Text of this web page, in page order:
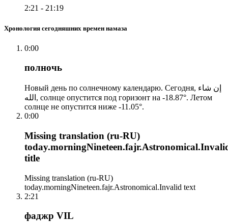
2:21 - 21:19
Хронология сегодняшних времен намаза
0:00
полночь
Новый день по солнечному календарю. Сегодня, إن شاء
الله, солнце опустится под горизонт на -18.87°. Летом
солнце не опустится ниже -11.05°.
0:00
Missing translation (ru-RU)
title
Missing translation (ru-RU)
today.morningNineteen.fajr.Astronomical.Invalid text
2:21
фаджр VIL